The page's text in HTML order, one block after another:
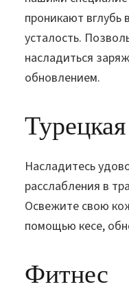
проникают вглубь
усталость.
насладиться
обновлением.
Насладитесь
расслабления в
Освежите свою
помощью кесе,
Фитнес